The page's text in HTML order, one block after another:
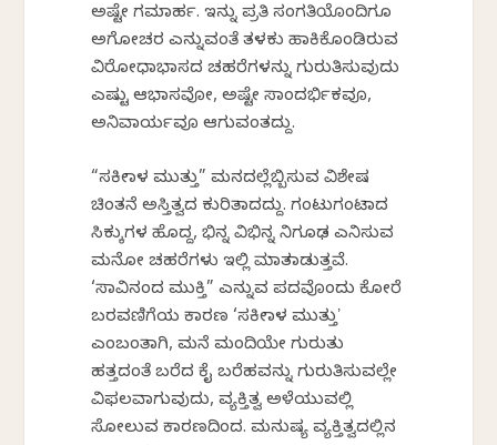
ಅಷ್ಟೇ ಗಮನಾರ್ಹ. ಇನ್ನು ಪ್ರತಿ ಸಂಗತಿಯೊಂದಿಗೂ
ಅಗೋಚರ ಎನ್ನುವಂತೆ ತಳಕು ಹಾಕಿಕೊಂಡಿರುವ
ವಿರೋಧಾಭಾಸದ ಚಹರೆಗಳನ್ನು ಗುರುತಿಸುವುದು
ಎಷ್ಟು ಆಭಾಸವೋ, ಅಷ್ಟೇ ಸಾಂದರ್ಭಿಕವೂ,
ಅನಿವಾರ್ಯವೂ ಆಗುವಂತದ್ದು.
“ಸಕೀನಾಳ ಮುತ್ತು” ಮನದಲ್ಲೆಬ್ಬಿಸುವ ವಿಶೇಷ
ಚಿಂತನೆ ಅಸ್ತಿತ್ವದ ಕುರಿತಾದದ್ದು. ಗಂಟುಗಂಟಾದ
ಸಿಕ್ಕುಗಳ ಹೊದ್ದ, ಭಿನ್ನ ವಿಭಿನ್ನ ನಿಗೂಢ ಎನಿಸುವ
ಮನೋ ಚಹರೆಗಳು ಇಲ್ಲಿ ಮಾತನಾಡುತ್ತವೆ.
‘ಸಾವಿನಂದ ಮುಕ್ತಿ” ಎನ್ನುವ ಪದವೊಂದು ಕೋರೆ
ಬರವಣಿಗೆಯ ಕಾರಣ ‘ಸಕೀನಾಳ ಮುತ್ತುʼ
ಎಂಬಂತಾಗಿ, ಮನೆ ಮಂದಿಯೇ ಗುರುತು
ಹತ್ತದಂತೆ ಬರೆದ ಕೈ ಬರೆಹವನ್ನು ಗುರುತಿಸುವಲ್ಲೇ
ವಿಫಲವಾಗುವುದು, ವ್ಯಕ್ತಿತ್ವ ಅಳೆಯುವಲ್ಲಿ
ಸೋಲುವ ಕಾರಣದಿಂದ. ಮನುಷ್ಯ ವ್ಯಕ್ತಿತ್ವದಲ್ಲಿನ